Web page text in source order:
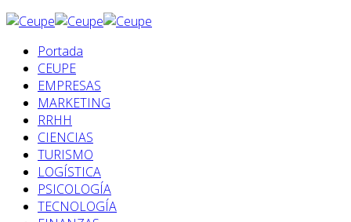
Portada
CEUPE
EMPRESAS
MARKETING
RRHH
CIENCIAS
TURISMO
LOGÍSTICA
PSICOLOGÍA
TECNOLOGÍA